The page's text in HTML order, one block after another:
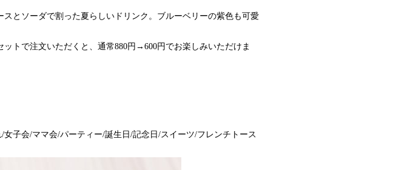
とソーダで割った夏らしいドリンク。ブルーベリーの紫色も可愛
トで注文いただくと、通常880円→600円でお楽しみいただけま
子会/ママ会/パーティー/誕生日/記念日/スイーツ/フレンチトース